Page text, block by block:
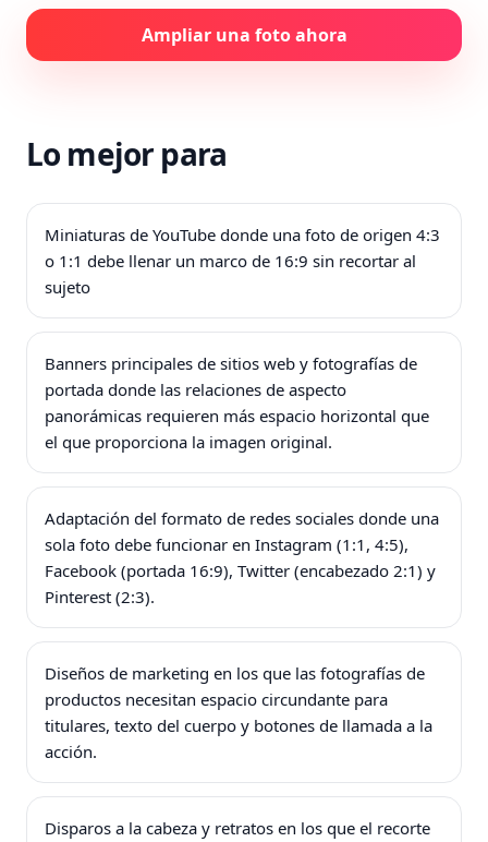
Ampliar una foto ahora
Lo mejor para
Miniaturas de YouTube donde una foto de origen 4:3
o 1:1 debe llenar un marco de 16:9 sin recortar al
sujeto
Banners principales de sitios web y fotografías de
portada donde las relaciones de aspecto
panorámicas requieren más espacio horizontal que
el que proporciona la imagen original.
Adaptación del formato de redes sociales donde una
sola foto debe funcionar en Instagram (1:1, 4:5),
Facebook (portada 16:9), Twitter (encabezado 2:1) y
Pinterest (2:3).
Diseños de marketing en los que las fotografías de
productos necesitan espacio circundante para
titulares, texto del cuerpo y botones de llamada a la
acción.
Disparos a la cabeza y retratos en los que el recorte